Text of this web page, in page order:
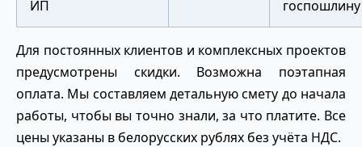
ИП госпошлину
Для постоянных клиентов и комплексных проектов
предусмотрены скидки. Возможна поэтапная
оплата. Мы составляем детальную смету до начала
работы, чтобы вы точно знали, за что платите. Все
цены указаны в белорусских рублях без учёта НДС.